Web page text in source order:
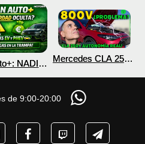
NADIE
eléctricos y
Mercedes CLA 250+
COCHE que NO lo
necesita? PRUEBA
de AUTONOMÍA
de 9:00-20:00